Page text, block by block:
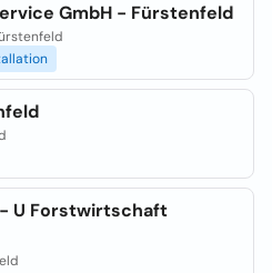
GmbH - Fürstenfeld
U Forstwirtschaft